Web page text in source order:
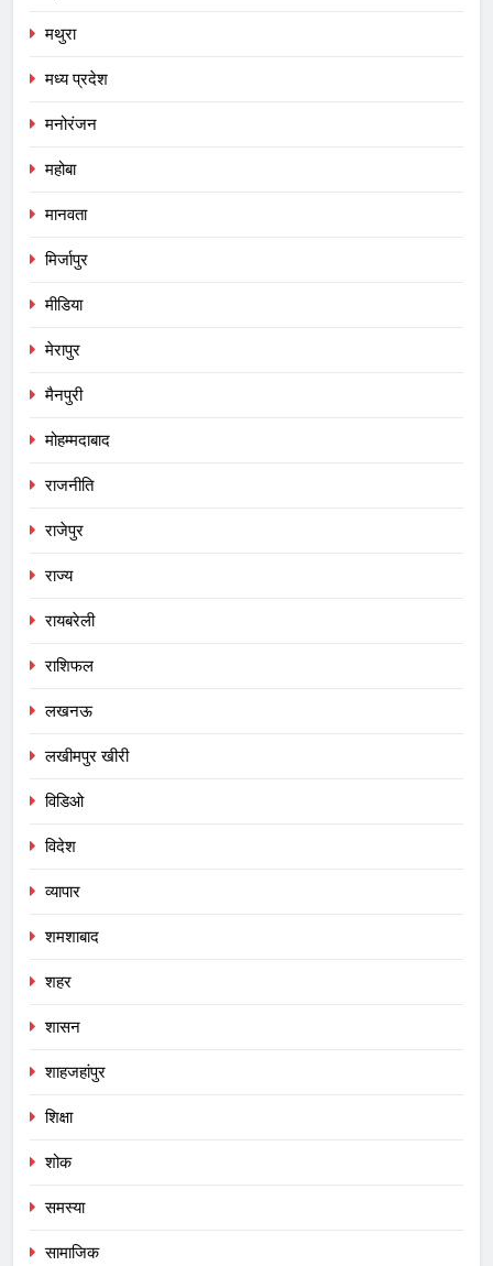
मथुरा
मध्य प्रदेश
मनोरंजन
महोबा
मानवता
मिर्जापुर
मीडिया
मेरापुर
मैनपुरी
मोहम्मदाबाद
राजनीति
राजेपुर
राज्य
रायबरेली
राशिफल
लखनऊ
लखीमपुर खीरी
विडिओ
विदेश
व्यापार
शमशाबाद
शहर
शासन
शाहजहांपुर
शिक्षा
शोक
समस्या
सामाजिक